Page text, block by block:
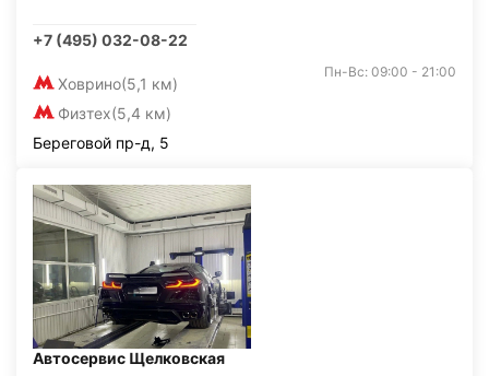
+7 (495) 032-08-22
Ховрино(5,1 км)
Физтех(5,4 км)
Пн-Вс: 09:00 - 21:00
Береговой пр-д, 5
Автосервис Щелковская